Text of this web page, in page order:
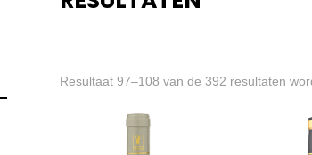
Resultaat 97–108 van de 392 resultaten